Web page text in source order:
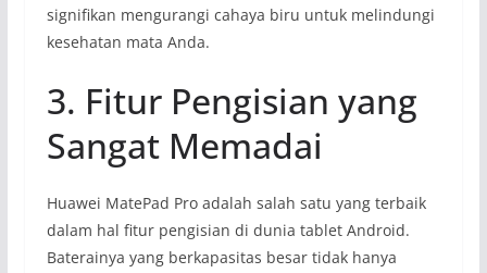
signifikan mengurangi cahaya biru untuk melindungi
kesehatan mata Anda.
3. Fitur Pengisian yang
Sangat Memadai
Huawei MatePad Pro adalah salah satu yang terbaik
dalam hal fitur pengisian di dunia tablet Android.
Baterainya yang berkapasitas besar tidak hanya